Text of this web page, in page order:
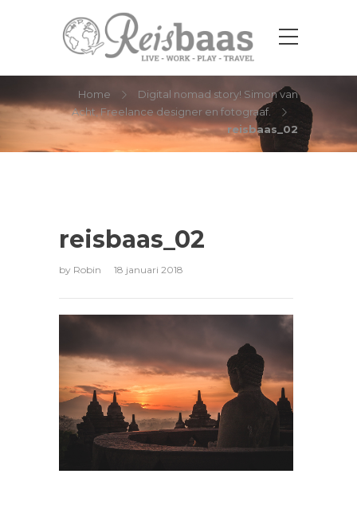
Home
Digital nomad story! Simon van
Acht, Freelance designer en fotograaf.
reisbaas_02
reisbaas_02
by Robin 18 januari 2018